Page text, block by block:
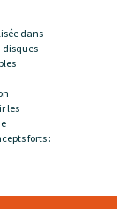
dans
disques
les
forts :